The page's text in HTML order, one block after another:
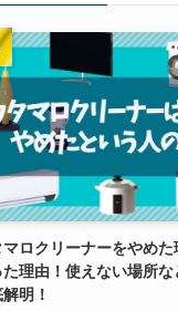
マロクリーナーをやめ
た理由！使えない場所
明！